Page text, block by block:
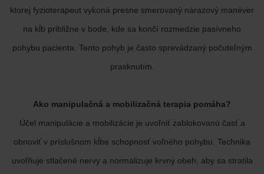
ktorej fyzioterapeut vykoná presne smerovaný nárazový manéver
na kĺb približne v bode, kde sa končí rozmedzie pasívneho
pohybu pacienta. Tento pohyb je často sprevádzaný počuteľným
prasknutím.
Ako manipulačná a mobilizačná terapia pomáha?
Účel manipulácie a mobilizácie je uvoľniť zablokovanú časť a
obnoviť v príslušnom kĺbe schopnosť voľného pohybu. Technika
uvoľňuje stlačené nervy a normalizuje krvný obeh, aby sa stratila